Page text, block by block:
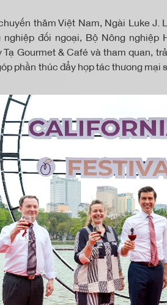
thăm Việt Nam, Ngài Luke J.
đối ngoại, Bộ Nông nghiệp
Tạ Gourmet & Café và tham quan,
phần thúc đẩy hợp tác thương